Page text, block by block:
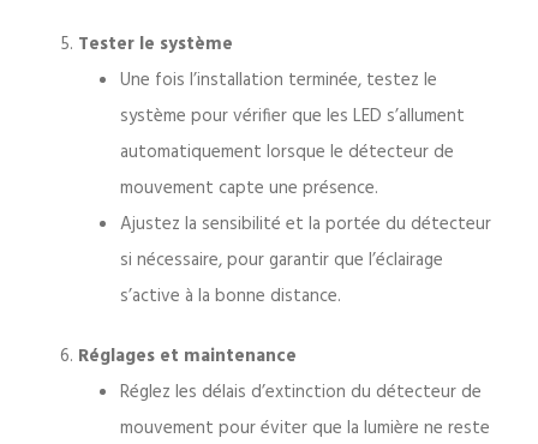
Tester le système
Une fois l’installation terminée, testez le
système pour vérifier que les LED s’allument
automatiquement lorsque le détecteur de
mouvement capte une présence.
Ajustez la sensibilité et la portée du détecteur
si nécessaire, pour garantir que l’éclairage
s’active à la bonne distance.
Réglages et maintenance
Réglez les délais d’extinction du détecteur de
mouvement pour éviter que la lumière ne reste